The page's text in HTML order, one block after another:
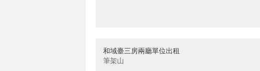
和域臺三房兩廳單位出租
筆架山